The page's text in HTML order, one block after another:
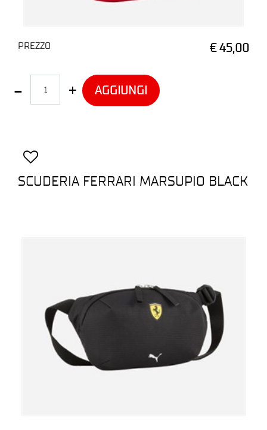
PREZZO € 45,00
AGGIUNGI
SCUDERIA FERRARI MARSUPIO BLACK